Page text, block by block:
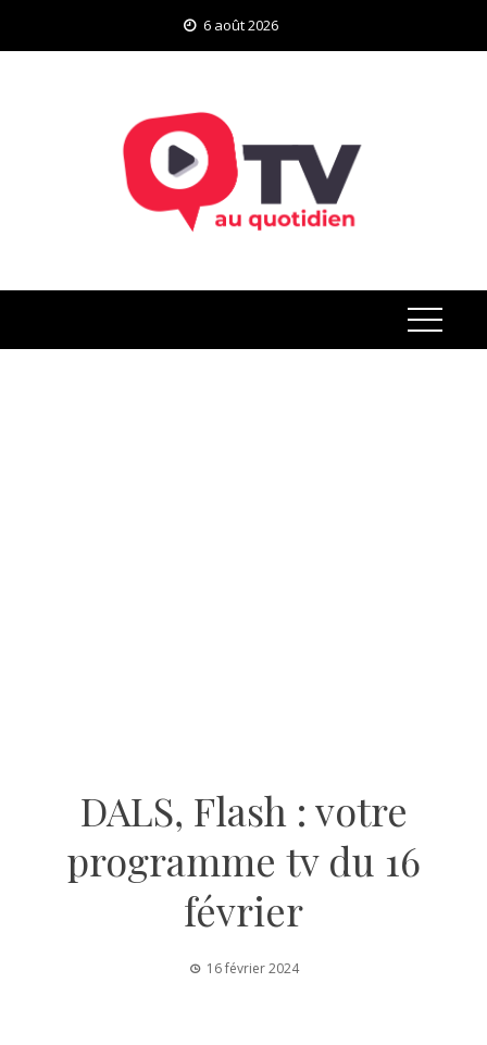
6 août 2026
DALS, Flash : votre
programme tv du 16
février
16 février 2024